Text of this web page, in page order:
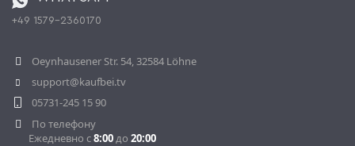
+49 1579-2360170
Oeynhausener Str. 54, 32584 Löhne
support@kaufbei.tv
05731-245 15 90
По телефону
Ежедневно с8:00до 20:00